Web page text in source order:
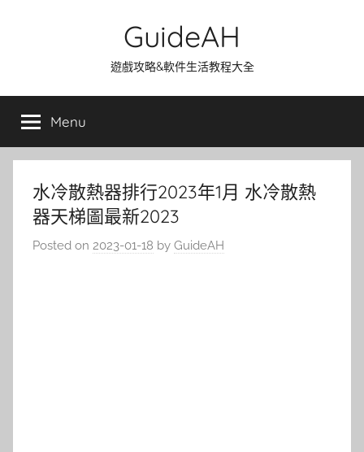
GuideAH
遊戲攻略&軟件生活教程大全
Menu
水冷散熱器排行2023年1月 水冷散熱
器天梯圖最新2023
Posted on 2023-01-18 by GuideAH